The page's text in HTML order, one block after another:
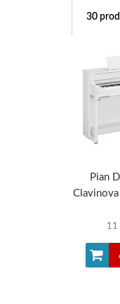
30
Pian
11